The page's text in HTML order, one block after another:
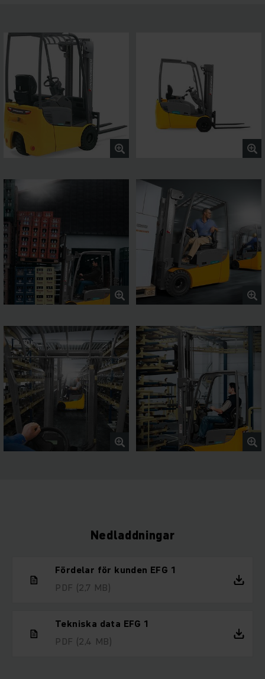
ergonomisk förarhytt med sikt runt ger säkra köregenskaper
och optimala arbetsförhållanden. Individuella
anpassningsmöjligheter för föraren bildar grunden för
effektivt och ergonomiskt arbete på lagret.
Nedladdningar
Fördelar för kunden EFG 1
PDF (2,7 MB)
Tekniska data EFG 1
PDF (2,4 MB)